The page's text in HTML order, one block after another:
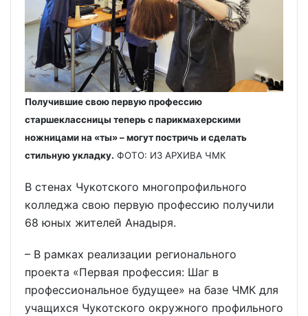
Получившие свою первую профессию
старшеклассницы теперь с парикмахерскими
ножницами на «ты» – могут постричь и сделать
стильную укладку. ФОТО: ИЗ АРХИВА ЧМК
В стенах Чукотского многопрофильного
колледжа свою первую профессию получили
68 юных жителей Анадыря.
– В рамках реализации регионального
проекта «Первая профессия: Шаг в
профессиональное будущее» на базе ЧМК для
учащихся Чукотского окружного профильного